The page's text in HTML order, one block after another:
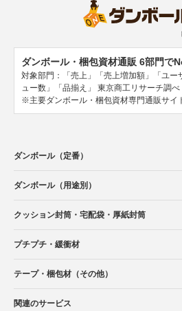
ダンボール・梱包資材通販 6部門で
対象部門：「売上」「売上増加額」「ユー
ュー数」「品揃え」
東京商工リサーチ調べ
※主要ダンボール・梱包資材専門通販サイ
ダンボール（定番）
ダンボール（用途別）
クッション封筒 ・宅配袋 ・厚紙封筒
プチプチ・緩衝材
テープ・梱包材（その他）
関連のサービス